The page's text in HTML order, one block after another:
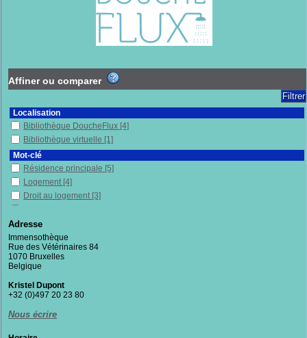
Affiner ou comparer
Localisation
Bibliothèque DoucheFlux [4]
Bibliothèque virtuelle [1]
Mot-clé
Résidence principale [5]
Logement [4]
Droit au logement [3]
Wallonie (Belgique)
Propriété privée
Habitat[2]
Expulsion
Bruxelles (Belgique)
Justice[1]
Belgique
Adresse
Immensothèque
Rue des Vétérinaires 84
1070 Bruxelles
Belgique
Kristel Dupont
+32 (0)497 20 23 80
Nous écrire